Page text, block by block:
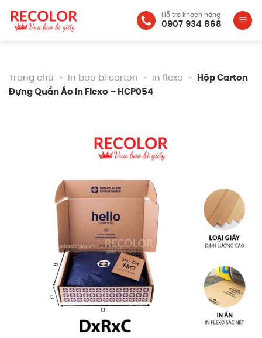
Bỏ
qua
Hỗ trợ khách hàng
0907 934 868
Trang chủ » In bao bì carton » In flexo » Hộp Carton
Đựng Quần Áo In Flexo – HCP054